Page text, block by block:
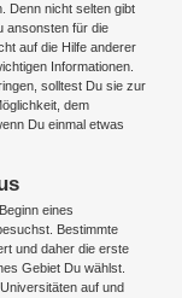
Denn nicht selten gibt
ansonsten für die
auf die Hilfe anderer
Informationen.
solltest Du sie zur
dem
Du einmal etwas
eines
Bestimmte
und daher die erste
Gebiet Du wählst.
auf und